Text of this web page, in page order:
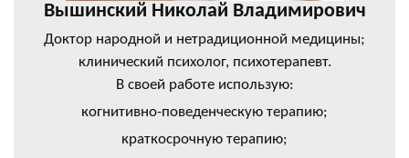
Вышинский Николай Владимирович
Доктор народной и нетрадиционной медицины;
клинический психолог, психотерапевт.
В своей работе использую:
когнитивно-поведенческую терапию;
краткосрочную терапию;